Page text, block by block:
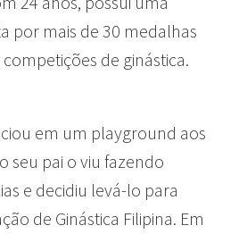
por mais de 30 medalhas
de ginástica.
em um playground aos
seu pai o viu fazendo
e decidiu levá-lo para
de Ginástica Filipina. Em